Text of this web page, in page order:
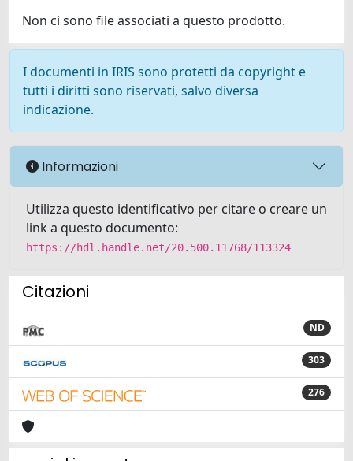
Non ci sono file associati a questo prodotto.
I documenti in IRIS sono protetti da copyright e
tutti i diritti sono riservati, salvo diversa
indicazione.
Informazioni
Utilizza questo identificativo per citare o creare un
link a questo documento:
https://hdl.handle.net/20.500.11768/113324
Citazioni
ND
303
276